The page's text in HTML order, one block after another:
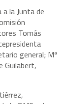
la Junta de
Tomás
general; Mª
Guilabert,